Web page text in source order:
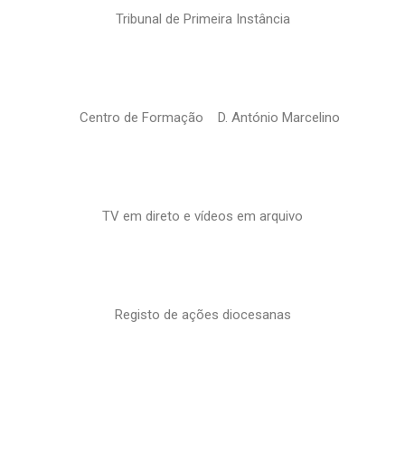
Tribunal de Primeira Instância
Centro de Formação D. António Marcelino
TV em direto e vídeos em arquivo
Registo de ações diocesanas